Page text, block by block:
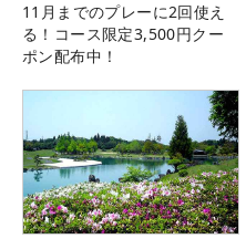
11月までのプレーに2回使え
る！コース限定3,500円クー
ポン配布中！